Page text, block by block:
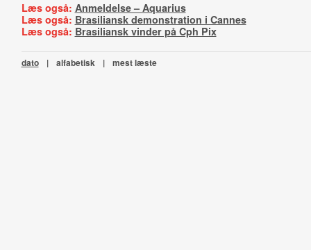
Læs også: Anmeldelse – Aquarius
Læs også: Brasiliansk demonstration i Cannes
Læs også: Brasiliansk vinder på Cph Pix
dato | alfabetisk | mest læste